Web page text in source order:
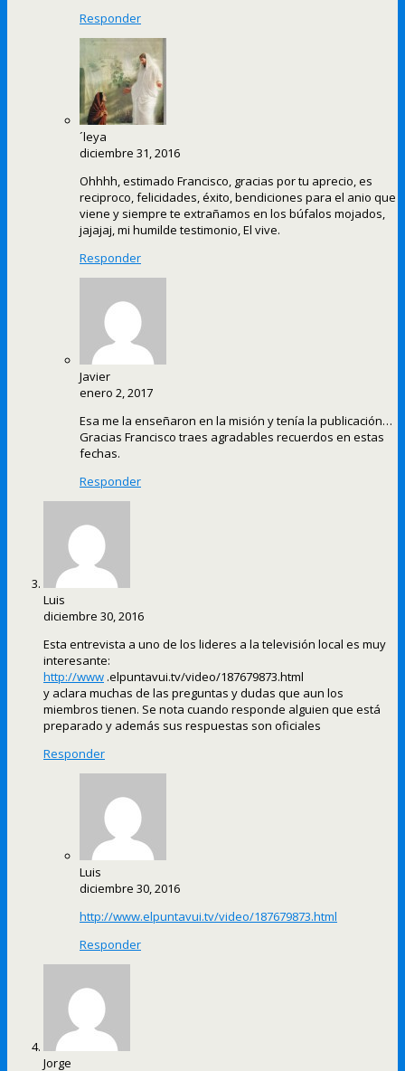
Responder
´leya
diciembre 31, 2016
Ohhhh, estimado Francisco, gracias por tu aprecio, es
reciproco, felicidades, éxito, bendiciones para el anio que
viene y siempre te extrañamos en los búfalos mojados,
jajajaj, mi humilde testimonio, El vive.
Responder
Javier
enero 2, 2017
Esa me la enseñaron en la misión y tenía la publicación…
Gracias Francisco traes agradables recuerdos en estas
fechas.
Responder
Luis
diciembre 30, 2016
Esta entrevista a uno de los lideres a la televisión local es muy
interesante:
http://www .elpuntavui.tv/video/187679873.html
y aclara muchas de las preguntas y dudas que aun los
miembros tienen. Se nota cuando responde alguien que está
preparado y además sus respuestas son oficiales
Responder
Luis
diciembre 30, 2016
http://www.elpuntavui.tv/video/187679873.html
Responder
Jorge